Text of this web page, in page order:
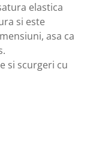
elastica
si este
asa ca
si scurgeri cu